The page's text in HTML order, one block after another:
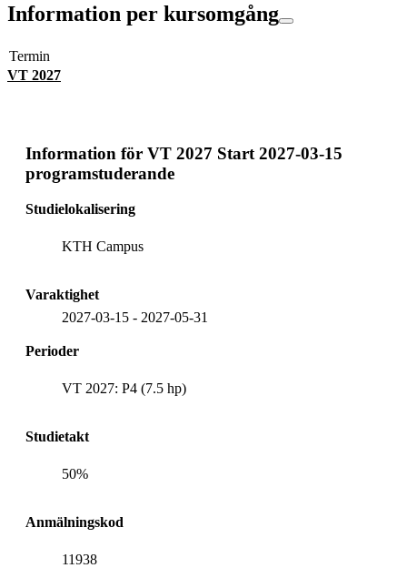
Information per kursomgång
Termin
VT 2027
Information för VT 2027 Start 2027-03-15
programstuderande
Studielokalisering
KTH Campus
Varaktighet
2027-03-15 - 2027-05-31
Perioder
VT 2027: P4 (7.5 hp)
Studietakt
50%
Anmälningskod
11938